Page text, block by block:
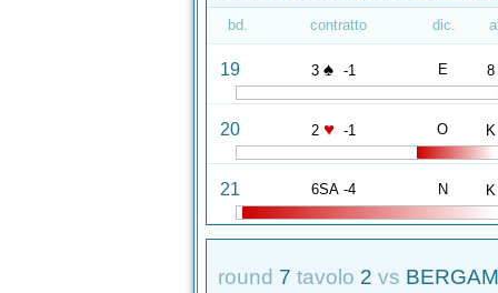
bd. contratto dic.
19 3 ♠ -1 E 8
20 2 ♥ -1 O K
21 6SA -4 N K
round 7 tavolo 2 vs